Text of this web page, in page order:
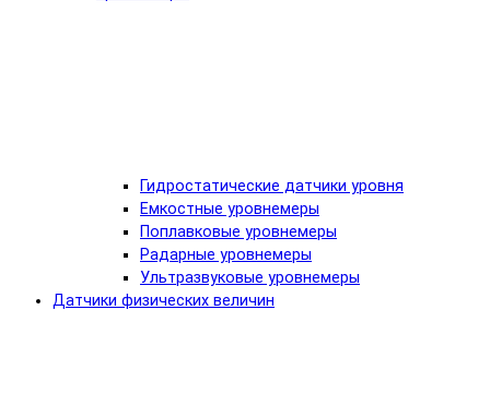
Гидростатические датчики уровня
Емкостные уровнемеры
Поплавковые уровнемеры
Радарные уровнемеры
Ультразвуковые уровнемеры
Датчики физических величин